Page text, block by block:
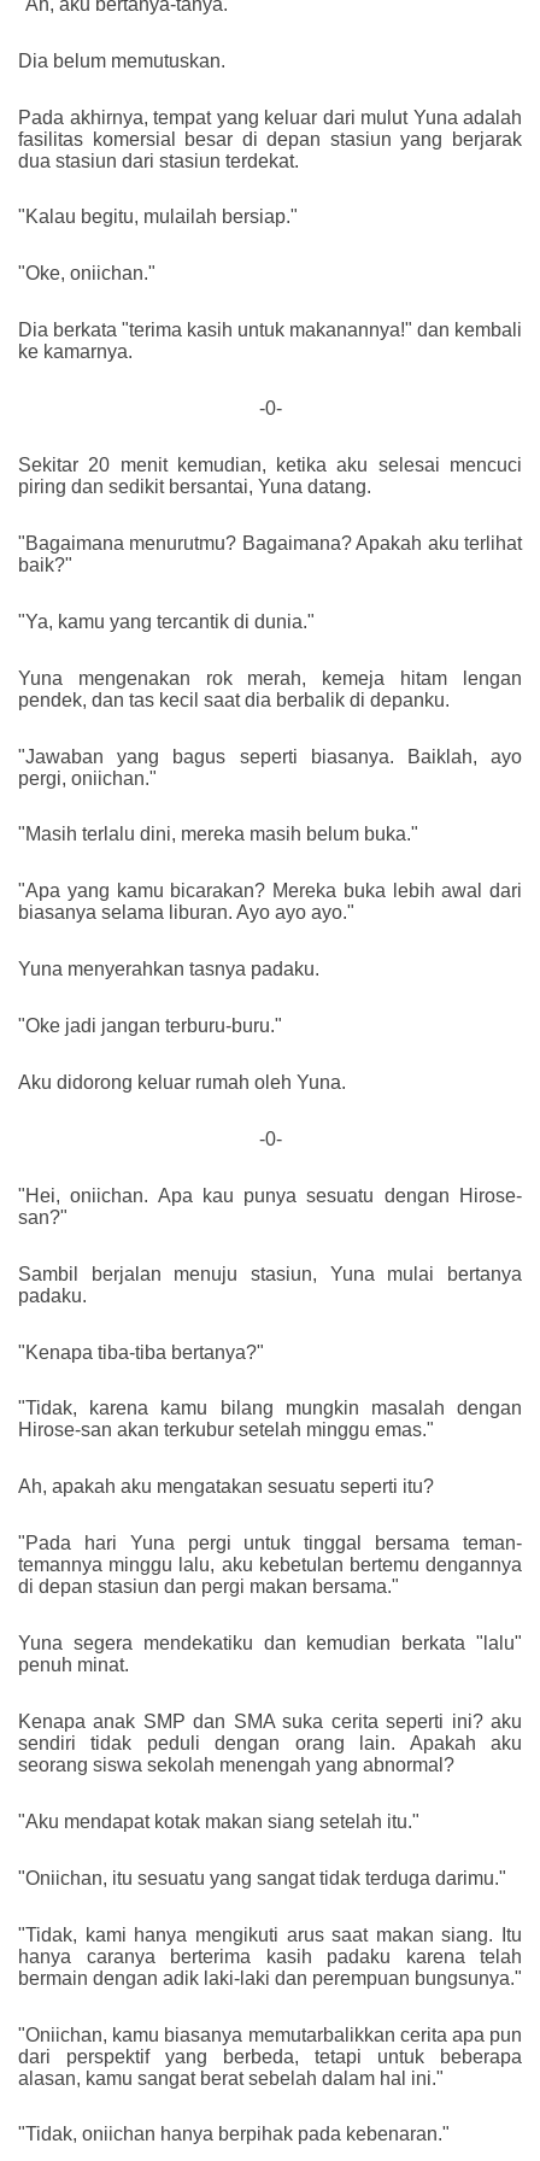
Dia belum memutuskan.
Pada akhirnya, tempat yang keluar dari mulut Yuna adalah
fasilitas komersial besar di depan stasiun yang berjarak
dua stasiun dari stasiun terdekat.
"Kalau begitu, mulailah bersiap."
"Oke, oniichan."
Dia berkata "terima kasih untuk makanannya!" dan kembali
ke kamarnya.
-0-
Sekitar 20 menit kemudian, ketika aku selesai mencuci
piring dan sedikit bersantai, Yuna datang.
"Bagaimana menurutmu? Bagaimana? Apakah aku terlihat
baik?"
"Ya, kamu yang tercantik di dunia."
Yuna mengenakan rok merah, kemeja hitam lengan
pendek, dan tas kecil saat dia berbalik di depanku.
"Jawaban yang bagus seperti biasanya. Baiklah, ayo
pergi, oniichan."
"Masih terlalu dini, mereka masih belum buka."
"Apa yang kamu bicarakan? Mereka buka lebih awal dari
biasanya selama liburan. Ayo ayo ayo."
Yuna menyerahkan tasnya padaku.
"Oke jadi jangan terburu-buru."
Aku didorong keluar rumah oleh Yuna.
-0-
"Hei, oniichan. Apa kau punya sesuatu dengan Hirose-
san?"
Sambil berjalan menuju stasiun, Yuna mulai bertanya
padaku.
"Kenapa tiba-tiba bertanya?"
"Tidak, karena kamu bilang mungkin masalah dengan
Hirose-san akan terkubur setelah minggu emas."
Ah, apakah aku mengatakan sesuatu seperti itu?
"Pada hari Yuna pergi untuk tinggal bersama teman-
temannya minggu lalu, aku kebetulan bertemu dengannya
di depan stasiun dan pergi makan bersama."
Yuna segera mendekatiku dan kemudian berkata "lalu"
penuh minat.
Kenapa anak SMP dan SMA suka cerita seperti ini? aku
sendiri tidak peduli dengan orang lain. Apakah aku
seorang siswa sekolah menengah yang abnormal?
"Aku mendapat kotak makan siang setelah itu."
"Oniichan, itu sesuatu yang sangat tidak terduga darimu."
"Tidak, kami hanya mengikuti arus saat makan siang. Itu
hanya caranya berterima kasih padaku karena telah
bermain dengan adik laki-laki dan perempuan bungsunya."
"Oniichan, kamu biasanya memutarbalikkan cerita apa pun
dari perspektif yang berbeda, tetapi untuk beberapa
alasan, kamu sangat berat sebelah dalam hal ini."
"Tidak, oniichan hanya berpihak pada kebenaran."